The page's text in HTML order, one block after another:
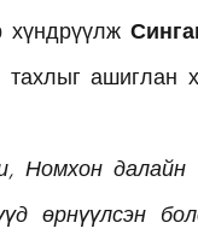
хүндрүүлж
ашиглан
Номхон
өрнүүлсэн